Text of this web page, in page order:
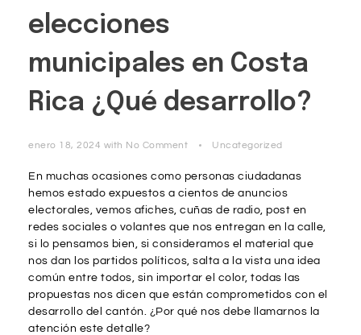
elecciones
municipales en Costa
Rica ¿Qué desarrollo?
enero 18, 2024 with No Comment Uncategorized
En muchas ocasiones como personas ciudadanas
hemos estado expuestos a cientos de anuncios
electorales, vemos afiches, cuñas de radio, post en
redes sociales o volantes que nos entregan en la calle,
si lo pensamos bien, si consideramos el material que
nos dan los partidos políticos, salta a la vista una idea
común entre todos, sin importar el color, todas las
propuestas nos dicen que están comprometidos con el
desarrollo del cantón. ¿Por qué nos debe llamarnos la
atención este detalle?